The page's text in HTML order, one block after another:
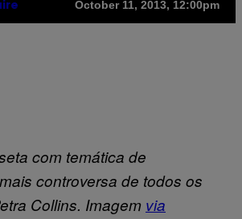
October 11, 2013, 12:00pm
com temática de
controversa de todos os
Collins. Imagem via